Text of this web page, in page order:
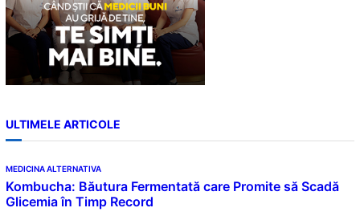
ULTIMELE ARTICOLE
MEDICINA ALTERNATIVA
Kombucha: Băutura Fermentată care Promite să Scadă
Glicemia în Timp Record